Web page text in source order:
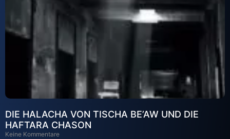
DIE HALACHA VON TISCHA BE’AW UND DIE
HAFTARA CHASON
Keine Kommentare